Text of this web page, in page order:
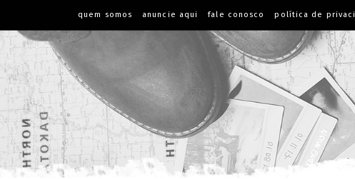
quem somos anuncie aqui fale conosco política de